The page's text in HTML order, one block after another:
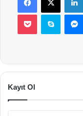
Pocket Skype
Kayıt Ol